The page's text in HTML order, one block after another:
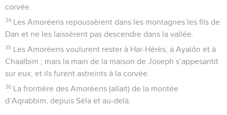
corvée.
34 Les Amoréens repoussèrent dans les montagnes les fils de
Dan et ne les laissèrent pas descendre dans la vallée.
35 Les Amoréens voulurent rester à Har-Hérès, à Ayalôn et à
Chaalbim ; mais la main de la maison de Joseph s’appesantit
sur eux, et ils furent astreints à la corvée.
36 La frontière des Amoréens (allait) de la montée
d’Aqrabbim, depuis Séla et au-delà.